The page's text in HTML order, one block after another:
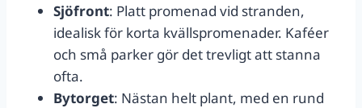
Sjöfront: Platt promenad vid stranden,
idealisk för korta kvällspromenader. Kaféer
och små parker gör det trevligt att stanna
ofta.
Bytorget: Nästan helt plant, med en rund